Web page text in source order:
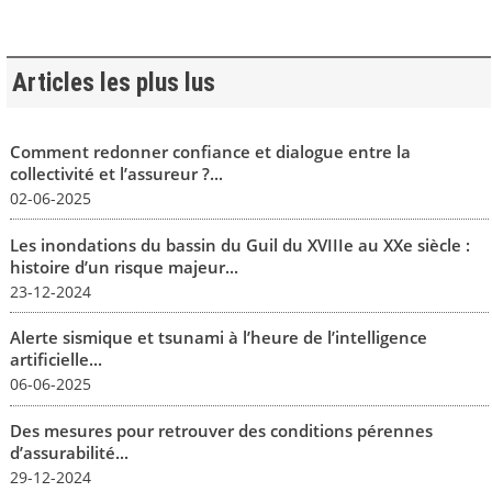
Articles les plus lus
Comment redonner confiance et dialogue entre la
collectivité et l’assureur ?...
02-06-2025
Les inondations du bassin du Guil du XVIIIe au XXe siècle :
histoire d’un risque majeur...
23-12-2024
Alerte sismique et tsunami à l’heure de l’intelligence
artificielle...
06-06-2025
Des mesures pour retrouver des conditions pérennes
d’assurabilité...
29-12-2024